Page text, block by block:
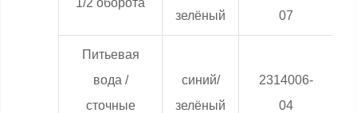
зелёный
07
Питьевая
вода /
сточные
синий/
зелёный
2314006-
04